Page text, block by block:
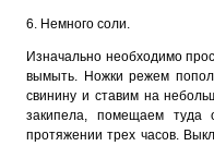
6. Немного соли.
Изначально необходимо
вымыть. Ножки режем
свинину и ставим на
закипела, помещаем
протяжении трех часов.